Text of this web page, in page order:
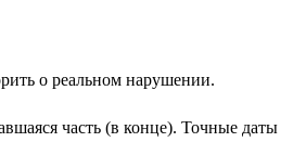
о реальном нарушении.
часть (в конце). Точные даты